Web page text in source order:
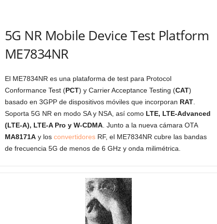
5G NR Mobile Device Test Platform
ME7834NR
El ME7834NR es una plataforma de test para Protocol
Conformance Test (PCT) y Carrier Acceptance Testing (CAT)
basado en 3GPP de dispositivos móviles que incorporan RAT
Soporta 5G NR en modo SA y NSA, así como LTE, LTE-Advanced
(LTE-A), LTE-A Pro y W-CDMA . Junto a la nueva cámara OTA
MA8171A y los convertidores RF, el ME7834NR cubre las bandas
de frecuencia 5G de menos de 6 GHz y onda milimétrica.